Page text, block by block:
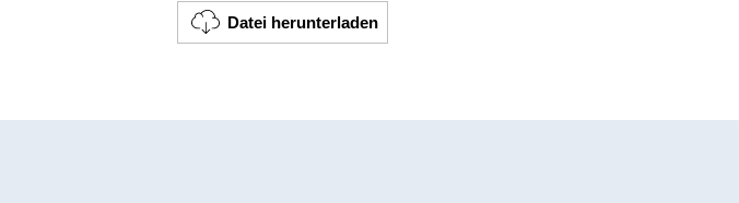
Datei herunterladen